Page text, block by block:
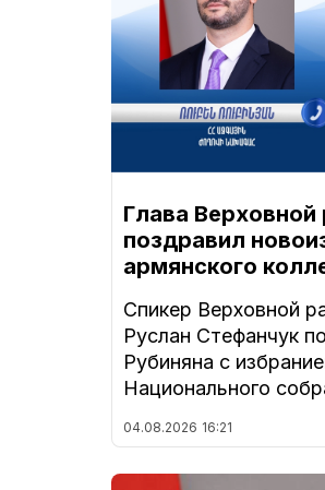
Глава
поздравил
армянского
Спикер Верховной
Руслан Стефанчук
Рубиняна с
Национального
04.08.2026 16:21